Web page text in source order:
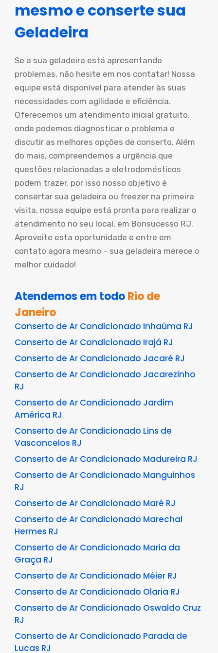
mesmo e conserte sua
Geladeira
Se a sua geladeira está apresentando
problemas, não hesite em nos contatar! Nossa
equipe está disponível para atender às suas
necessidades com agilidade e eficiência.
Oferecemos um atendimento inicial gratuito,
onde podemos diagnosticar o problema e
discutir as melhores opções de conserto. Além
do mais, compreendemos a urgência que
questões relacionadas a eletrodomésticos
podem trazer, por isso nosso objetivo é
consertar sua geladeira ou freezer na primeira
visita, nossa equipe está pronta para realizar o
atendimento no seu local, em Bonsucesso RJ.
Aproveite esta oportunidade e entre em
contato agora mesmo – sua geladeira merece o
melhor cuidado!
Atendemos em todoRio de
Janeiro
Conserto de Ar Condicionado Inhaúma RJ
Conserto de Ar Condicionado Irajá RJ
Conserto de Ar Condicionado Jacaré RJ
Conserto de Ar Condicionado Jacarezinho
RJ
Conserto de Ar Condicionado Jardim
América RJ
Conserto de Ar Condicionado Lins de
Vasconcelos RJ
Conserto de Ar Condicionado Madureira RJ
Conserto de Ar Condicionado Manguinhos
RJ
Conserto de Ar Condicionado Maré RJ
Conserto de Ar Condicionado Marechal
Hermes RJ
Conserto de Ar Condicionado Maria da
Graça RJ
Conserto de Ar Condicionado Méier RJ
Conserto de Ar Condicionado Olaria RJ
Conserto de Ar Condicionado Oswaldo Cruz
RJ
Conserto de Ar Condicionado Parada de
Lucas RJ